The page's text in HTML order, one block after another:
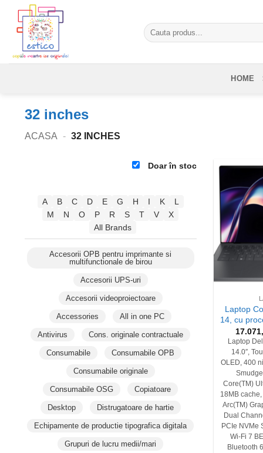
content
Caută
după:
HOME
32 inches
ACASA - 32 INCHES
Doar în stoc
A B C D E G H I K
L
M
N O P R S T V
X
All Brands
Accesorii OPB pentru imprimante si
multifunctionale de birou
Accesorii UPS-uri
Accesorii videoproiectoare
Accessories All in one PC
Antivirus Cons. originale contractuale
Consumabile Consumabile OPB
Consumabile originale
Consumabile OSG Copiatoare
Desktop Distrugatoare de hartie
Echipamente de productie tipografica digitala
Grupuri de lucru medii/mari
+
Laptop
14, cu
Laptop
14.0″,
OLED, 400
Core(TM)
18MB
Arc(TM)
Dual
PCIe NVMe
Wi-Fi 7
Bluetooth